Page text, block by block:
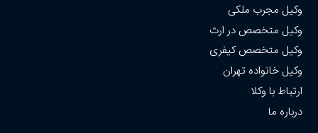
وکیل مجرب ملکی
وکیل متخصص در ارث
وکیل متخصص کیفری
وکیل خانواده تهران
ارتباط با وکلا
درباره ما